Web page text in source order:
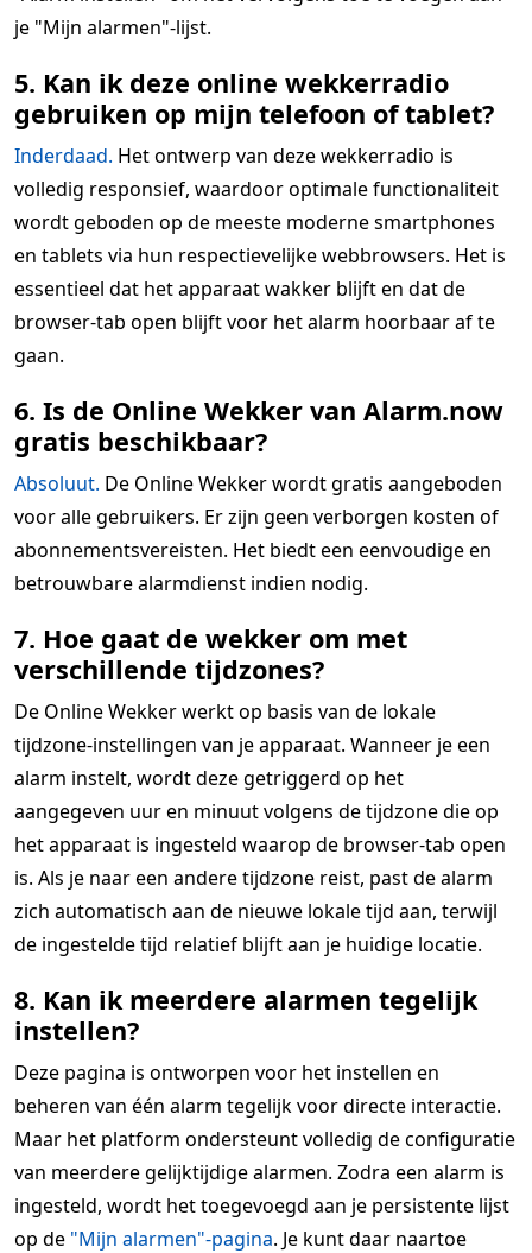
je "Mijn alarmen"-lijst.
5. Kan ik deze online wekkerradio
gebruiken op mijn telefoon of tablet?
Inderdaad. Het ontwerp van deze wekkerradio is
volledig responsief, waardoor optimale functionaliteit
wordt geboden op de meeste moderne smartphones
en tablets via hun respectievelijke webbrowsers. Het is
essentieel dat het apparaat wakker blijft en dat de
browser-tab open blijft voor het alarm hoorbaar af te
gaan.
6. Is de Online Wekker van Alarm.now
gratis beschikbaar?
Absoluut. De Online Wekker wordt gratis aangeboden
voor alle gebruikers. Er zijn geen verborgen kosten of
abonnementsvereisten. Het biedt een eenvoudige en
betrouwbare alarmdienst indien nodig.
7. Hoe gaat de wekker om met
verschillende tijdzones?
De Online Wekker werkt op basis van de lokale
tijdzone-instellingen van je apparaat. Wanneer je een
alarm instelt, wordt deze getriggerd op het
aangegeven uur en minuut volgens de tijdzone die op
het apparaat is ingesteld waarop de browser-tab open
is. Als je naar een andere tijdzone reist, past de alarm
zich automatisch aan de nieuwe lokale tijd aan, terwijl
de ingestelde tijd relatief blijft aan je huidige locatie.
8. Kan ik meerdere alarmen tegelijk
instellen?
Deze pagina is ontworpen voor het instellen en
beheren van één alarm tegelijk voor directe interactie.
Maar het platform ondersteunt volledig de configuratie
van meerdere gelijktijdige alarmen. Zodra een alarm is
ingesteld, wordt het toegevoegd aan je persistente lijst
op de "Mijn alarmen"-pagina. Je kunt daar naartoe